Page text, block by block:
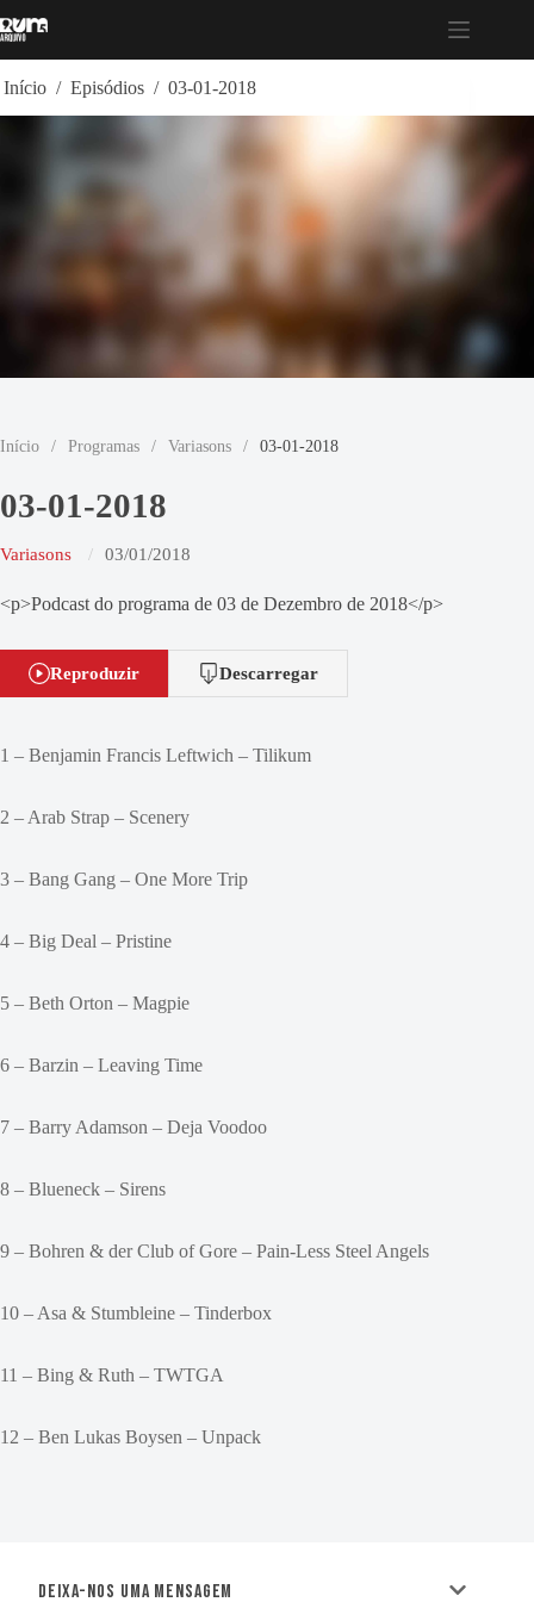
para
Início / Episódios / 03-01-2018
Início / Programas / Variasons / 03-01-2018
03-01-2018
Variasons 03/01/2018
<p>Podcast do programa de 03 de Dezembro de 2018</p>
Reproduzir Descarregar
1 – Benjamin Francis Leftwich – Tilikum
2 – Arab Strap – Scenery
3 – Bang Gang – One More Trip
4 – Big Deal – Pristine
5 – Beth Orton – Magpie
6 – Barzin – Leaving Time
7 – Barry Adamson – Deja Voodoo
8 – Blueneck – Sirens
9 – Bohren & der Club of Gore – Pain-Less Steel Angels
10 – Asa & Stumbleine – Tinderbox
11 – Bing & Ruth – TWTGA
12 – Ben Lukas Boysen – Unpack
Deixa-nos uma mensagem